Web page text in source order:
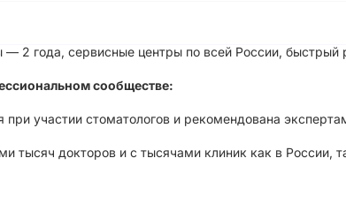
— 2 года, сервисные центры по всей России,
сообществе:
при участии стоматологов и рекомендована
тысяч докторов и с тысячами клиник как в России,